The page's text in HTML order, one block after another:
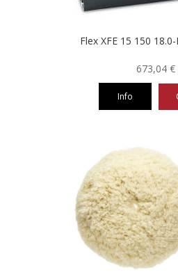
Flex XFE 15 150
673,04 €
Info